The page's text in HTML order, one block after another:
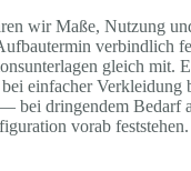
wir Maße, Nutzung
verbindlich
gleich mit.
einfacher Verkleidung
bei dringendem Bedarf
vorab feststehen.